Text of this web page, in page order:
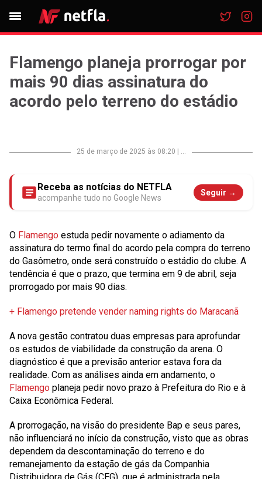
Flamengo planeja prorrogar por
mais 90 dias assinatura do
acordo pelo terreno do estádio
25 de março de 2025 às 08:20 ...
Receba as notícias do NETFLA
acompanhe tudo no Google News
Seguir →
O Flamengo estuda pedir novamente o adiamento da
assinatura do termo final do acordo pela compra do terreno
do Gasômetro, onde será construído o estádio do clube. A
tendência é que o prazo, que termina em 9 de abril, seja
prorrogado por mais 90 dias.
+ Flamengo pretende vender naming rights do Maracanã
A nova gestão contratou duas empresas para aprofundar
os estudos de viabilidade da construção da arena. O
diagnóstico é que a previsão anterior estava fora da
realidade. Com as análises ainda em andamento, o
Flamengo planeja pedir novo prazo à Prefeitura do Rio e à
Caixa Econômica Federal.
A prorrogação, na visão do presidente Bap e seus pares,
não influenciará no início da construção, visto que as obras
dependem da descontaminação do terreno e do
remanejamento da estação de gás da Companhia